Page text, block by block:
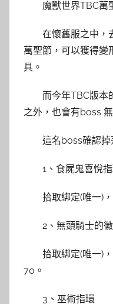
魔獸世界TBC萬
在懷舊服之中，
萬聖節，可以獲得變
具。
而今年TBC版本
之外，也會有boss
這名boss確認掉
1、食屍鬼喜悅
拾取綁定(唯一)
2、無頭騎士的
拾取綁定(唯一)
70。
3、巫術指環